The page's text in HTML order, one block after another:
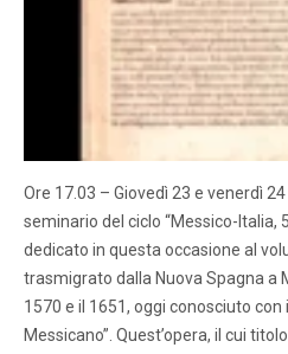
Ore 17.03 – Giovedì 23 e venerdì
seminario del ciclo “Messico-Italia,
dedicato in questa occasione al
trasmigrato dalla Nuova Spagna a
1570 e il 1651, oggi conosciuto con
Messicano”. Quest’opera, il cui